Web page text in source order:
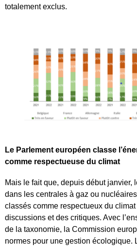
totalement exclus.
Le Parlement européen classe
comme respectueuse du climat
Mais le fait que, depuis début janvier,
dans les centrales à gaz ou
classés comme respectueux du
discussions et des critiques. Avec
de la taxonomie, la Commission
normes pour une gestion écologique.